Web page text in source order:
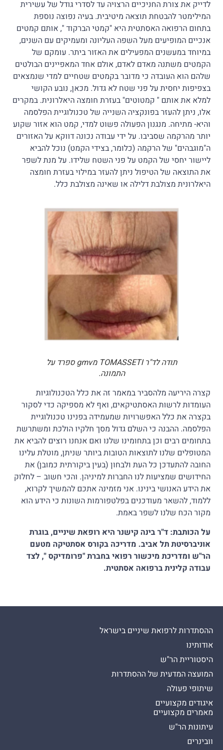
לדייק את צורת החניכיים הרצויה עד לסדרי גודל של עשירית
המילימטר להבטחת תוצאה מיטיבית. בעיה נפוצה נוספת
בתחום הרפואה האסתטית היא "קמטי הברקוד ", אותם קמטים
אנכיים המופיעים מעל השפה העליונה ומעמיקים עם השנים,
במיוחד במעשנים המפעילים את האזור ביתר. עומקם של
הקמטים משתנה מאדם לאדם, אולם אחד המאפיינים הבולטים
שלהם הוא העובדה כי מדובר בקמטים שטחיים למדי שנמצאים
בצפיפות יחסית על פני שטח לא גדול. מכאן, נובע הקושי
למלא את אותם " קמטוטים" בעזרת חומצה היאלרונית. במקרים
אלו, ניתן להעזר בפונקציה השנייה של טכנולוגיית הפלסמה
והיא- מתיחה. מנגנון הפעולה פשוט למדי, קמט הוא אזור שקוע
יותר מהרקמה שסביבו. על ידי עבודה נכונה דווקא על האזורים
ה"מוגבהים" של הרקמה (כלומר, בצידי הקמט) נוכל להביא
ליישור יחסי של הקמט על פני השטח שלידו. על מנת לשפר
את התוצאה של הטיפול ניתן להעזר במילוי בעזרת חומצה
היאלרונית מצולבת דלילה או שאינה מצולבת כלל.
תודה לד"ר TOMASSETI מgmv ספרד על
התמונה.
קצרה היריעה מלהסביר במאמר זה את כלל הטכנולוגיות
העומדות לרשות האסתטיקאים, ואף לא מספיקה כדי לסקור
בקצרה את כלל האפשרויות שמעמידה בפנינו טכנולוגיית
הפלסמה. ההבנה כי השלם גדול מסך חלקיו הולכת ומשתרשת
בתחומים רבים וכן בתחומינו שלנו ואם אנחנו רוצים להביא את
המטופלים שלנו לתוצאות הטובות ביותר שניתן, מוטלת עלינו
החובה להתעדכן כל העת ולבחון (בעין ביקורתית כמובן) את
החידושים שמציעות לנו החברות למיניהן. והכי חשוב – לחלוק
את הידע האנושי בינינו. אני מזמינה אתכם להמשיך לקרוא,
ללמוד, להשאר מעודכנים בפלטפורמות השונות כי הידע הוא
מקור הכח שלנו לשפר באמת.
על הכותבת: ד"ר בינה קישנר היא רופאת שיניים, בוגרת
אוניברסיטת תל אביב. מדריכה בקורס אסתטיקה מטעם
הר"ש ומדריכת מיכשור רפואי בחברת "פרומדיקס ", לצד
עבודה קלינית ברפואה אסתטית.
ההסתדרות לרפואת שיניים בישראל
אודותינו
היסטוריית הר"ש
המועצה המדעית של ההסתדרות
שיתופי פעולה
איגודים מקצועיים
מאמרים מקצועיים
עיתונות הר"ש
וובינרים